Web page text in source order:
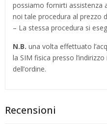
possiamo fornirti assistenza
noi tale procedura al prezzo
– La stessa procedura si
N.B. una volta effettuato
la SIM fisica presso
dell’ordine.
Recensioni